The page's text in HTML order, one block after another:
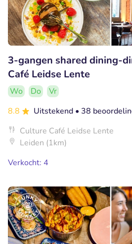
3-gangen shared dining-
Café Leidse Lente
Wo Do
Vr
8.8
Uitstekend • 38
Culture Café Leidse Lente
Leiden (1km)
Verkocht: 4